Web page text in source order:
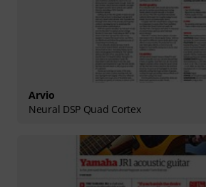
Arvio
Neural DSP Quad Cortex